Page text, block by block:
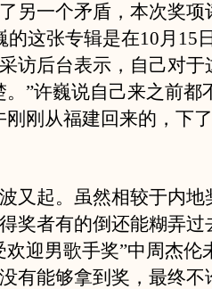
另一个矛盾，本次奖项
的这张专辑是在10月15
访后台表示，自己对于
。”许巍说自己来之前都
刚刚从福建回来的，下
起。虽然相较于内地
奖者有的倒还能糊弄过
欢迎男歌手奖”中周杰伦
有能够拿到奖，最终不